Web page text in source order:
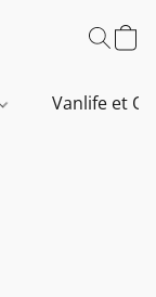
Vanlife et